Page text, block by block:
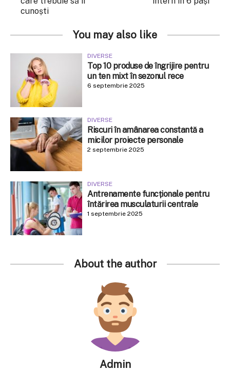
cunoști
You may also like
DIVERSE
Top 10 produse de îngrijire pentru
un ten mixt în sezonul rece
6 septembrie 2025
DIVERSE
Riscuri în amânarea constantă a
micilor proiecte personale
2 septembrie 2025
DIVERSE
Antrenamente funcționale pentru
întărirea musculaturii centrale
1 septembrie 2025
About the author
Admin